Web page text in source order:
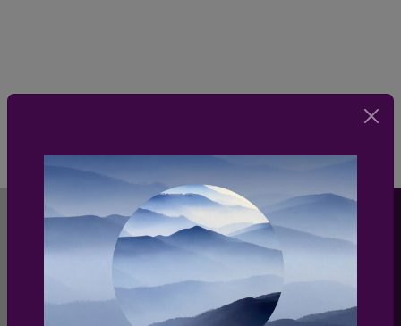
HÍRLEVÉL
Iratkozz fel a Liszt Ferenc Kamarazenekar
hírlevelére és értesülj elsőként a zenekar